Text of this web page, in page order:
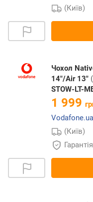
(Київ)
Чохол
14"/Air 13"
STOW-LT-
1 999
Vodafone.ua
(Київ)